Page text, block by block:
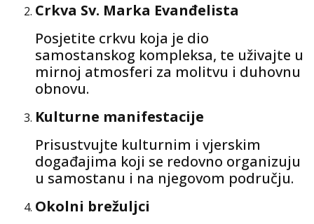
Crkva Sv. Marka Evanđelista
Posjetite crkvu koja je dio
samostanskog kompleksa, te uživajte u
mirnoj atmosferi za molitvu i duhovnu
obnovu.
Kulturne manifestacije
Prisustvujte kulturnim i vjerskim
događajima koji se redovno organizuju
u samostanu i na njegovom području.
Okolni brežuljci